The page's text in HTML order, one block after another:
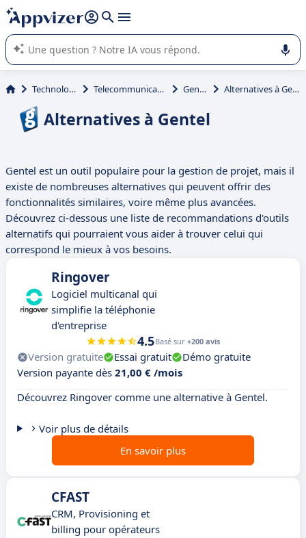
répondre (plusieurs lignes avec
L'IA de Appvizer vous guide dans l'utilisation ou la sélection de
logiciel SaaS en entreprise.
Technologie Telecommunication Gentel Alternatives à Gentel
Alternatives à Gentel
Gentel est un outil populaire pour la gestion de projet, mais il
existe de nombreuses alternatives qui peuvent offrir des
fonctionnalités similaires, voire même plus avancées.
Découvrez ci-dessous une liste de recommandations d'outils
alternatifs qui pourraient vous aider à trouver celui qui
correspond le mieux à vos besoins.
Ringover
Logiciel multicanal qui
simplifie la téléphonie
d'entreprise
4.5Basé sur +200 avis
Version gratuite Essai gratuit
Démo gratuite
Version payante dès 21,00 € /mois
Découvrez Ringover comme une alternative à Gentel.
Voir plus de détails
En savoir plus
CFAST
CRM, Provisioning et
billing pour opérateurs